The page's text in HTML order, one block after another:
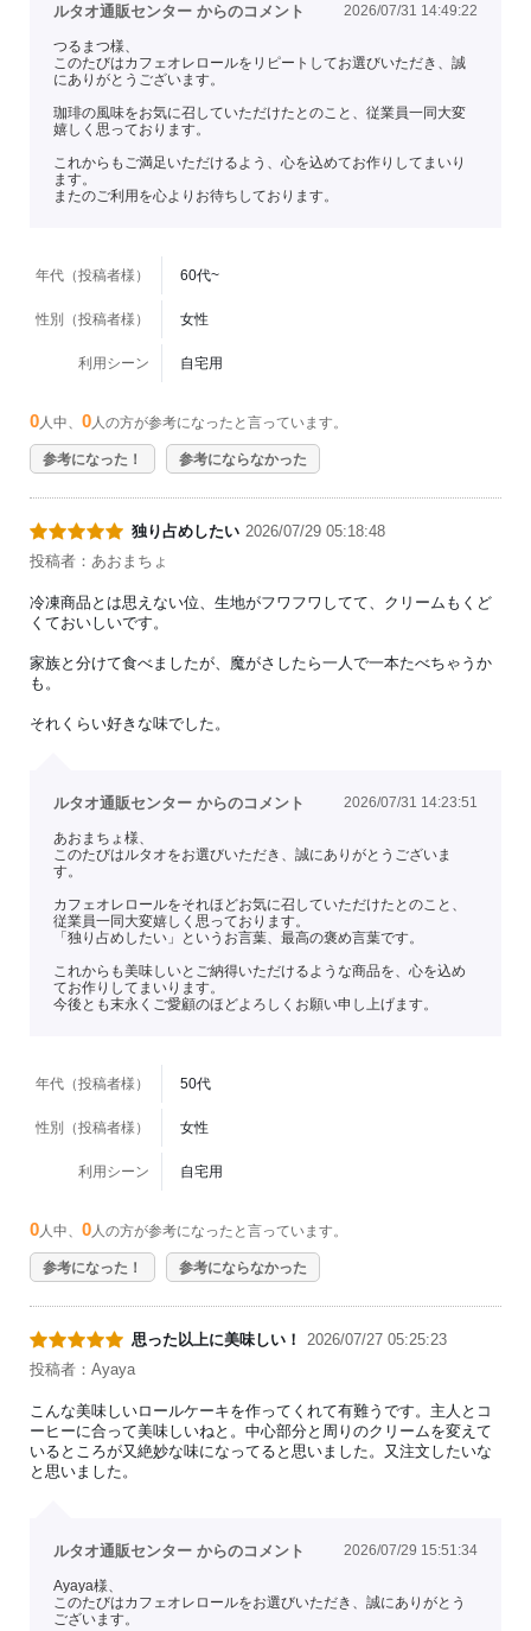
ルタオ通販センター からのコメント 2026/07/31 14:49:22
つるまつ様、
このたびはカフェオレロールをリピートしてお選びいただき、誠
にありがとうございます。
珈琲の風味をお気に召していただけたとのこと、従業員一同大変
嬉しく思っております。
これからもご満足いただけるよう、心を込めてお作りしてまいり
ます。
またのご利用を心よりお待ちしております。
年代（投稿者様） 60代~
性別（投稿者様） 女性
利用シーン 自宅用
0 人中、 0 人の方が参考になったと言っています。
参考になった！ 参考にならなかった
独り占めしたい 2026/07/29 05:18:48
投稿者：あおまちょ
冷凍商品とは思えない位、生地がフワフワしてて、クリームもくど
くておいしいです。
家族と分けて食べましたが、魔がさしたら一人で一本たべちゃうか
も。
それくらい好きな味でした。
ルタオ通販センター からのコメント 2026/07/31 14:23:51
あおまちょ様、
このたびはルタオをお選びいただき、誠にありがとうございま
す。
カフェオレロールをそれほどお気に召していただけたとのこと、
従業員一同大変嬉しく思っております。
「独り占めしたい」というお言葉、最高の褒め言葉です。
これからも美味しいとご納得いただけるような商品を、心を込め
てお作りしてまいります。
今後とも末永くご愛顧のほどよろしくお願い申し上げます。
年代（投稿者様） 50代
性別（投稿者様） 女性
利用シーン 自宅用
0 人中、 0 人の方が参考になったと言っています。
参考になった！ 参考にならなかった
思った以上に美味しい！
2026/07/27 05:25:23
投稿者：Ayaya
こんな美味しいロールケーキを作ってくれて有難うです。主人とコ
ーヒーに合って美味しいねと。中心部分と周りのクリームを変えて
いるところが又絶妙な味になってると思いました。又注文したいな
と思いました。
ルタオ通販センター からのコメント 2026/07/29 15:51:34
Ayaya様、
このたびはカフェオレロールをお選びいただき、誠にありがとう
ございます。